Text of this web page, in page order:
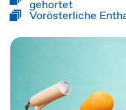
gehortet
Vorösterliche